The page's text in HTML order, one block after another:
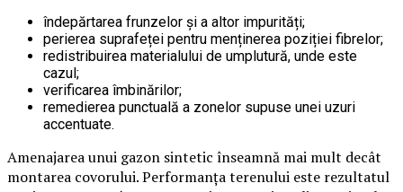
îndepărtarea frunzelor și a altor impurități;
perierea suprafeței pentru menținerea poziției fibrelor;
redistribuirea materialului de umplutură, unde este
cazul;
verificarea îmbinărilor;
remedierea punctuală a zonelor supuse unei uzuri
accentuate.
Amenajarea unui gazon sintetic înseamnă mai mult decât
montarea covorului. Performanța terenului este rezultatul